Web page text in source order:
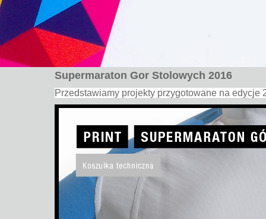
Supermaraton Gor Stolowych 2016
Przedstawiamy projekty przygotowane na edycje